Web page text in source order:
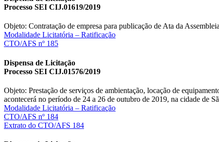
Processo SEI CIJ.01619/2019
Objeto: Contratação de empresa para publicação de Ata da
Modalidade Licitatória – Ratificação
CTO/AFS nº 185
Dispensa de Licitação
Processo SEI CIJ.01576/2019
Objeto: Prestação de serviços de ambientação, locação de
acontecerá no período de 24 a 26 de outubro de 2019, na cidade de
Modalidade Licitatória – Ratificação
CTO/AFS nº 184
Extrato do CTO/AFS 184